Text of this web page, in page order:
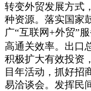
转变外贸发展方式
种资源。落实国家
广“互联网+外贸”
高通关效率。出口
积极扩大有效投资
目年活动，抓好招
易洽谈会。发挥民